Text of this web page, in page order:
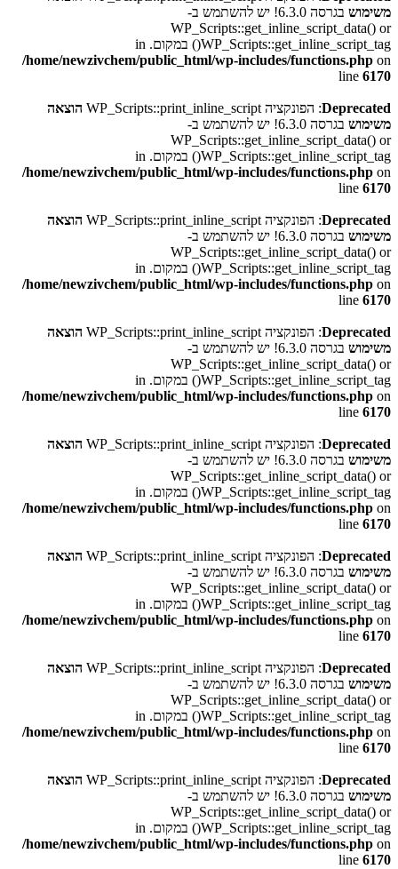
משימוש
בגרסה 6.3.0! יש להשתמש ב-
WP_Scripts::get_inline_script_data() or
WP_Scripts::get_inline_script_tag() במקום. in
/home/newzivchem/public_html/wp-includes/functions.php on
line 6170
Deprecated: הפונקציה WP_Scripts::print_inline_script
הוצאה
משימוש
בגרסה 6.3.0! יש להשתמש ב-
WP_Scripts::get_inline_script_data() or
WP_Scripts::get_inline_script_tag() במקום. in
/home/newzivchem/public_html/wp-includes/functions.php on
line 6170
Deprecated: הפונקציה WP_Scripts::print_inline_script
הוצאה
משימוש
בגרסה 6.3.0! יש להשתמש ב-
WP_Scripts::get_inline_script_data() or
WP_Scripts::get_inline_script_tag() במקום. in
/home/newzivchem/public_html/wp-includes/functions.php on
line 6170
Deprecated: הפונקציה WP_Scripts::print_inline_script
הוצאה
משימוש
בגרסה 6.3.0! יש להשתמש ב-
WP_Scripts::get_inline_script_data() or
WP_Scripts::get_inline_script_tag() במקום. in
/home/newzivchem/public_html/wp-includes/functions.php on
line 6170
Deprecated: הפונקציה WP_Scripts::print_inline_script
הוצאה
משימוש
בגרסה 6.3.0! יש להשתמש ב-
WP_Scripts::get_inline_script_data() or
WP_Scripts::get_inline_script_tag() במקום. in
/home/newzivchem/public_html/wp-includes/functions.php on
line 6170
Deprecated: הפונקציה WP_Scripts::print_inline_script
הוצאה
משימוש
בגרסה 6.3.0! יש להשתמש ב-
WP_Scripts::get_inline_script_data() or
WP_Scripts::get_inline_script_tag() במקום. in
/home/newzivchem/public_html/wp-includes/functions.php on
line 6170
Deprecated: הפונקציה WP_Scripts::print_inline_script
הוצאה
משימוש
בגרסה 6.3.0! יש להשתמש ב-
WP_Scripts::get_inline_script_data() or
WP_Scripts::get_inline_script_tag() במקום. in
/home/newzivchem/public_html/wp-includes/functions.php on
line 6170
Deprecated: הפונקציה WP_Scripts::print_inline_script
הוצאה
משימוש
בגרסה 6.3.0! יש להשתמש ב-
WP_Scripts::get_inline_script_data() or
WP_Scripts::get_inline_script_tag() במקום. in
/home/newzivchem/public_html/wp-includes/functions.php on
line 6170